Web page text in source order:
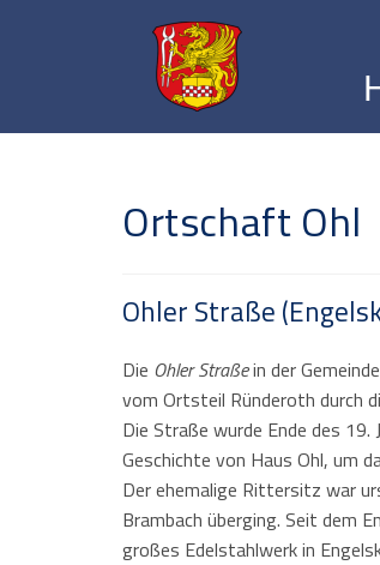
Ortschaft Ohl
Ohler Straße
Die Ohler Straßein der
vom Ortsteil Ründeroth durch
Die Straße wurde Ende des
Geschichte von Haus Ohl, um
Der ehemalige Rittersitz war
Brambach überging. Seit dem
großes Edelstahlwerk in